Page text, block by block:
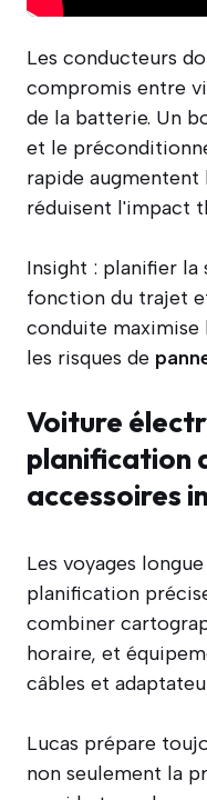
Les conducteurs
compromis entre
de la batterie. Un
et le
rapide
réduisent l'impact
Insight : planifier la
fonction du trajet
conduite maximise
les risques de
Voiture
planification
accessoires
Les voyages
planification
combiner
horaire, et
câbles et
Lucas prépare
non seulement la